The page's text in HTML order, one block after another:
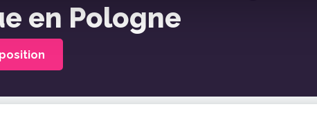
en Pologne